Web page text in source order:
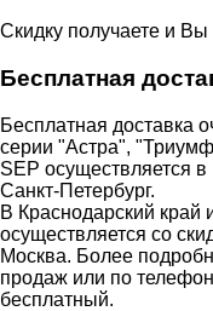
Скидку получаете и Вы
Бесплатная
Бесплатная
серии "Астра",
SEP осуществляется
Санкт-Петербург.
В Краснодарский край
осуществляется со
Москва. Более
продаж или по
бесплатный.